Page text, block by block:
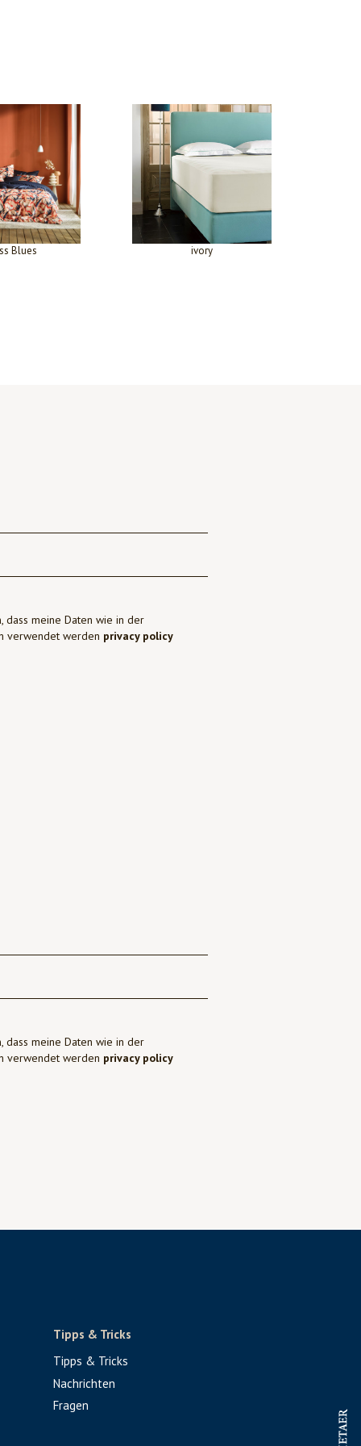
Blues ivory
dass meine Daten wie in der
verwendet werden privacy policy
dass meine Daten wie in der
verwendet werden privacy policy
Tipps & Tricks
Tipps & Tricks
Nachrichten
Fragen